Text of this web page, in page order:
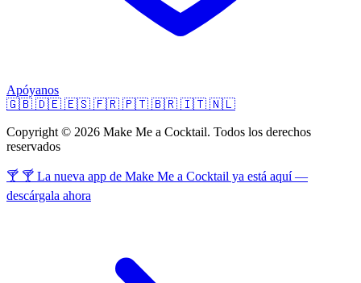
Apóyanos
🇬🇧 🇩🇪 🇪🇸 🇫🇷 🇵🇹 🇧🇷 🇮🇹 🇳🇱
Copyright © 2026 Make Me a Cocktail. Todos los derechos
reservados
🍸 🍸 La nueva app de Make Me a Cocktail ya está aquí —
descárgala ahora